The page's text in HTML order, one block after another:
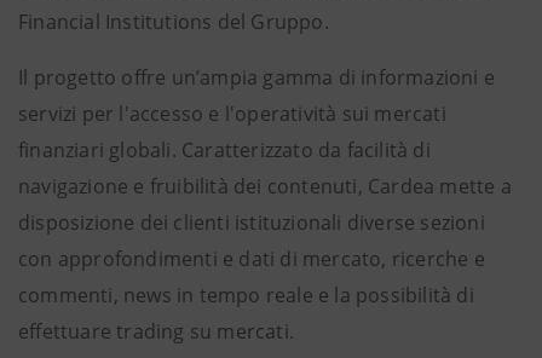
Financial Institutions del Gruppo.
Il progetto offre un’ampia gamma di informazioni e
servizi per l'accesso e l'operatività sui mercati
finanziari globali. Caratterizzato da facilità di
navigazione e fruibilità dei contenuti, Cardea mette a
disposizione dei clienti istituzionali diverse sezioni
con approfondimenti e dati di mercato, ricerche e
commenti, news in tempo reale e la possibilità di
effettuare trading su mercati.